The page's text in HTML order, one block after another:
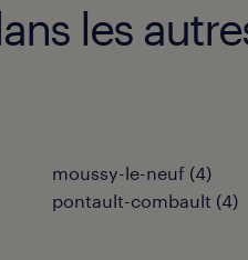
les
moussy-le-neuf (4)
pontault-combault (4)